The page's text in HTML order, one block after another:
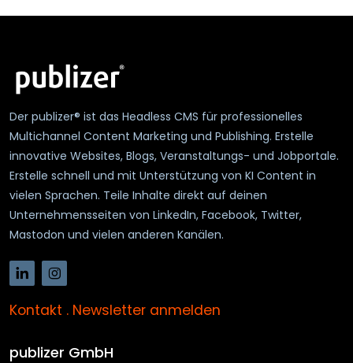
Der publizer® ist das Headless CMS für professionelles
Multichannel Content Marketing und Publishing. Erstelle
innovative Websites, Blogs, Veranstaltungs- und Jobportale.
Erstelle schnell und mit Unterstützung von KI Content in
vielen Sprachen. Teile Inhalte direkt auf deinen
Unternehmensseiten von LinkedIn, Facebook, Twitter,
Mastodon und vielen anderen Kanälen.
Kontakt . Newsletter anmelden
publizer GmbH